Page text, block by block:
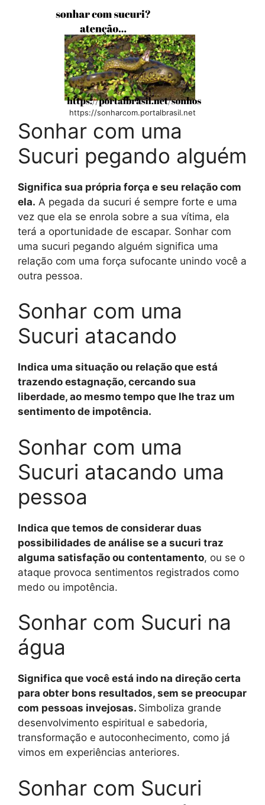
https://sonharcom.portalbrasil.net
Sonhar com uma
Sucuri pegando alguém
Significa sua própria força e seu relação com
ela. A pegada da sucuri é sempre forte e uma
vez que ela se enrola sobre a sua vítima, ela
terá a oportunidade de escapar. Sonhar com
uma sucuri pegando alguém significa uma
relação com uma força sufocante unindo você a
outra pessoa.
Sonhar com uma
Sucuri atacando
Indica uma situação ou relação que está
trazendo estagnação, cercando sua
liberdade, ao mesmo tempo que lhe traz um
sentimento de impotência.
Sonhar com uma
Sucuri atacando uma
pessoa
Indica que temos de considerar duas
possibilidades de análise se a sucuri traz
alguma satisfação ou contentamento, ou se o
ataque provoca sentimentos registrados como
medo ou impotência.
Sonhar com Sucuri na
água
Significa que você está indo na direção certa
para obter bons resultados, sem se preocupar
com pessoas invejosas. Simboliza grande
desenvolvimento espiritual e sabedoria,
transformação e autoconhecimento, como já
vimos em experiências anteriores.
Sonhar com Sucuri